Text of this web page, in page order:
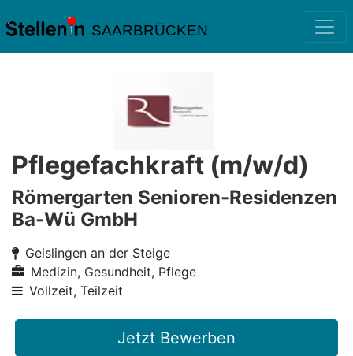
SAARBRÜCKEN
Pflegefachkraft (m/w/d)
Römergarten Senioren-Residenzen
Ba-Wü GmbH
Geislingen an der Steige
Medizin, Gesundheit, Pflege
Vollzeit, Teilzeit
Jetzt Bewerben